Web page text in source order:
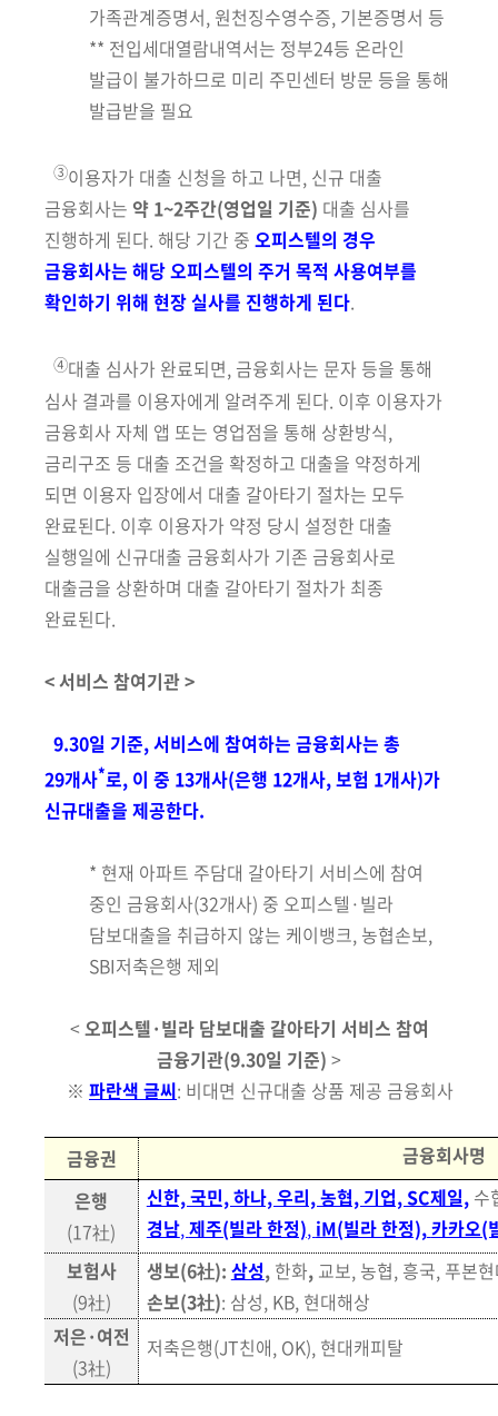
가족관계증명서, 원천징수영수증, 기본증명서 등
** 전입세대열람내역서는 정부24등 온라인
발급이 불가하므로 미리 주민센터 방문 등을 통해
발급받을 필요
③이용자가 대출 신청을 하고 나면, 신규 대출
금융회사는 약 1~2주간(영업일 기준) 대출 심사를
진행하게 된다. 해당 기간 중 오피스텔의 경우
금융회사는 해당 오피스텔의 주거 목적 사용여부를
확인하기 위해 현장 실사를 진행하게 된다.
④대출 심사가 완료되면, 금융회사는 문자 등을 통해
심사 결과를 이용자에게 알려주게 된다. 이후 이용자가
금융회사 자체 앱 또는 영업점을 통해 상환방식,
금리구조 등 대출 조건을 확정하고 대출을 약정하게
되면 이용자 입장에서 대출 갈아타기 절차는 모두
완료된다. 이후 이용자가 약정 당시 설정한 대출
실행일에 신규대출 금융회사가 기존 금융회사로
대출금을 상환하며 대출 갈아타기 절차가 최종
완료된다.
< 서비스 참여기관 >
9.30일 기준, 서비스에 참여하는 금융회사는 총
29개사*로, 이 중 13개사(은행 12개사, 보험 1개사)가
신규대출을 제공한다.
* 현재 아파트 주담대 갈아타기 서비스에 참여
중인 금융회사(32개사) 중 오피스텔·빌라
담보대출을 취급하지 않는 케이뱅크, 농협손보,
SBI저축은행 제외
<오피스텔·빌라 담보대출 갈아타기 서비스 참여
금융기관(9.30일 기준) >
※ 파란색 글씨: 비대면 신규대출 상품 제공 금융회사
금융권
금융회사명
은행
(17社)
신한, 국민, 하나, 우리, 농협, 기업, SC제일, 수
경남,제주(빌라 한정), iM(빌라 한정),카카오(
보험사
(9社)
생보(6社): 삼성, 한화, 교보, 농협, 흥국, 푸본
손보(3社): 삼성, KB, 현대해상
저은·여전
(3社)
저축은행(JT친애, OK), 현대캐피탈